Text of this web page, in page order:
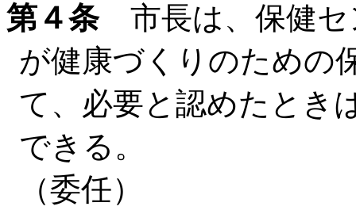
第４条市長は、保健セ
が健康づくりのための
て、必要と認めたとき
できる。
（委任）